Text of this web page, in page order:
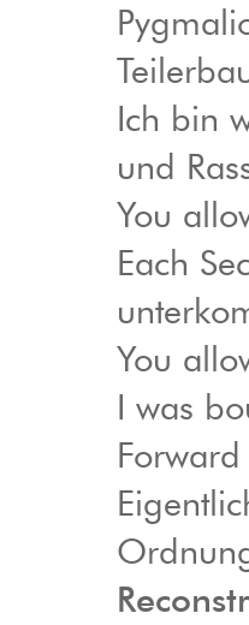
Ich bin
und
You
Each
You
I was
Forward